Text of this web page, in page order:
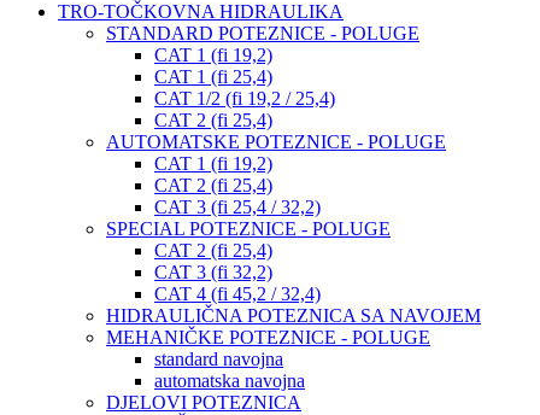
TRO-TOČKOVNA HIDRAULIKA
STANDARD POTEZNICE - POLUGE
CAT 1 (fi 19,2)
CAT 1 (fi 25,4)
CAT 1/2 (fi 19,2 / 25,4)
CAT 2 (fi 25,4)
AUTOMATSKE POTEZNICE - POLUGE
CAT 1 (fi 19,2)
CAT 2 (fi 25,4)
CAT 3 (fi 25,4 / 32,2)
SPECIAL POTEZNICE - POLUGE
CAT 2 (fi 25,4)
CAT 3 (fi 32,2)
CAT 4 (fi 45,2 / 32,4)
HIDRAULIČNA POTEZNICA SA NAVOJEM
MEHANIČKE POTEZNICE - POLUGE
standard navojna
automatska navojna
DJELOVI POTEZNICA